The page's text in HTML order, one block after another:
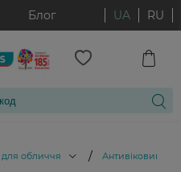
Блог UA RU
обличчя / Антивіковий